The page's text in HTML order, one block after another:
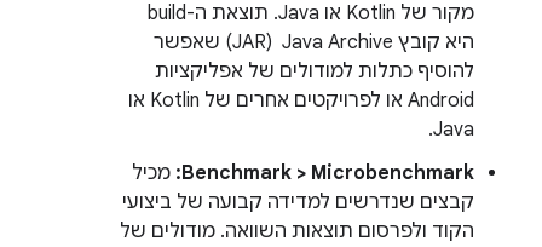
מקור של Kotlin או Java. תוצאת ה-build
היא קובץ Java Archive ‏ (JAR) שאפשר
להוסיף כתלות למודולים של אפליקציות
Android או לפרויקטים אחרים של Kotlin או
Java.
Benchmark > Microbenchmark: מכיל
קבצים שנדרשים למדידה קבועה של ביצועי
הקוד ולפרסום תוצאות השוואה. מודולים של